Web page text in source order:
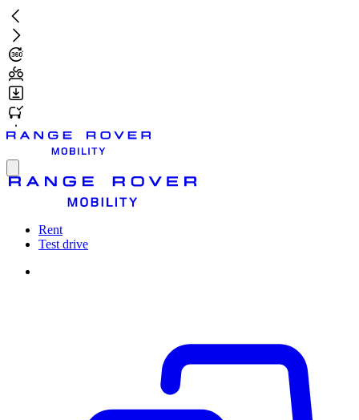
Skip
to
main
content
Toggle
Rent
Test drive